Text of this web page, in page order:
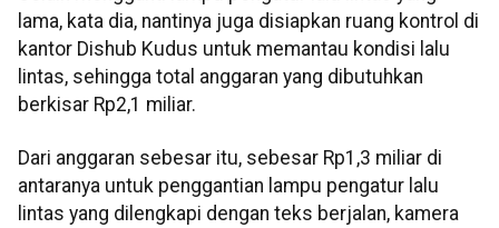
lama, kata dia, nantinya juga disiapkan ruang kontrol di
kantor Dishub Kudus untuk memantau kondisi lalu
lintas, sehingga total anggaran yang dibutuhkan
berkisar Rp2,1 miliar.
Dari anggaran sebesar itu, sebesar Rp1,3 miliar di
antaranya untuk penggantian lampu pengatur lalu
lintas yang dilengkapi dengan teks berjalan, kamera